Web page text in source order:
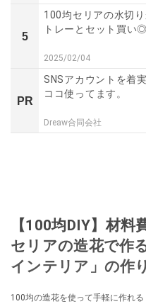
5
100均セリアの水切
トレーとセット買い
2025/02/04
PR
SNSアカウントを着
ココ使ってます。
Dreaw合同会社
【100均DIY】材
セリアの造花で作
インテリア」の作
100均の造花を使って手軽に作れ